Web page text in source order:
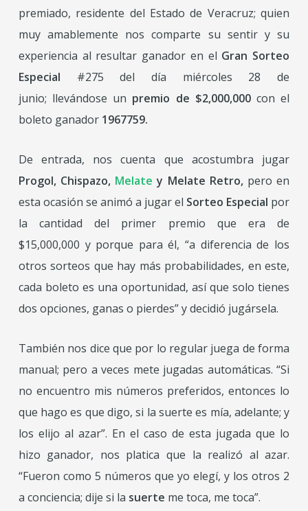
premiado, residente del Estado de Veracruz; quien
muy amablemente nos comparte su sentir y su
experiencia al resultar ganador en el Gran Sorteo
Especial #275 del día miércoles 28 de
junio; llevándose un premio de $2,000,000con el
boleto ganador 1967759.
De entrada, nos cuenta que acostumbra jugar
Progol, Chispazo, Melate y Melate Retro, pero en
esta ocasión se animó a jugar el Sorteo Especial por
la cantidad del primer premio que era de
$15,000,000 y porque para él, “a diferencia de los
otros sorteos que hay más probabilidades, en este,
cada boleto es una oportunidad, así que solo tienes
dos opciones, ganas o pierdes”y decidió jugársela.
También nos dice que por lo regular juega de forma
manual; pero a veces mete jugadas automáticas. “Si
no encuentro mis números preferidos, entonces lo
que hago es quedigo, si la suerte es mía, adelante; y
los elijo al azar”. En el caso de esta jugadaque lo
hizo ganador, nos platica que la realizó al azar.
“Fueron como 5 números que yo elegí, y los otros 2
a conciencia; dije si la suerte me toca, me toca”.